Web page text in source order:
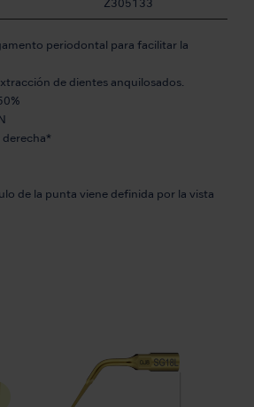
Z305133
periodontal para facilitar la
de dientes anquilosados.
derecha*
de la punta viene definida por la vista